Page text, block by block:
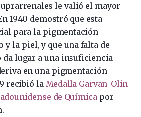
le valió el mayor
1940 demostró que esta
para la pigmentación
y la piel, y que una falta de
da lugar a una insuficiencia
en una pigmentación
recibió la Medalla Garvan-Olin
de Química por